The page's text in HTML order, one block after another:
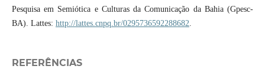
Pesquisa em Semiótica e Culturas da Comunicação da Bahia (Gpesc-
BA). Lattes: http://lattes.cnpq.br/0295736592288682
REFERÊNCIAS